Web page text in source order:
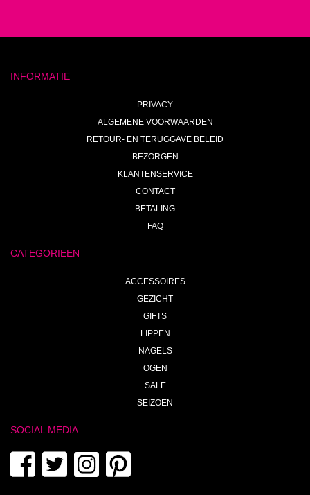
INFORMATIE
PRIVACY
ALGEMENE VOORWAARDEN
RETOUR- EN TERUGGAVE BELEID
BEZORGEN
KLANTENSERVICE
CONTACT
BETALING
FAQ
CATEGORIEEN
ACCESSOIRES
GEZICHT
GIFTS
LIPPEN
NAGELS
OGEN
SALE
SEIZOEN
SOCIAL MEDIA